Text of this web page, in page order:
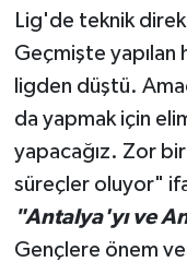
Lig'de teknik
Geçmişte yapılan
ligden düştü.
da yapmak için
yapacağız. Zor
süreçler oluyor"
"Antalya'yı ve
Gençlere önem